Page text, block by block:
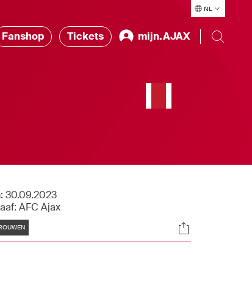
NL
Fanshop Tickets mijn.AJAX
30.09.2023
AFC Ajax
Socials